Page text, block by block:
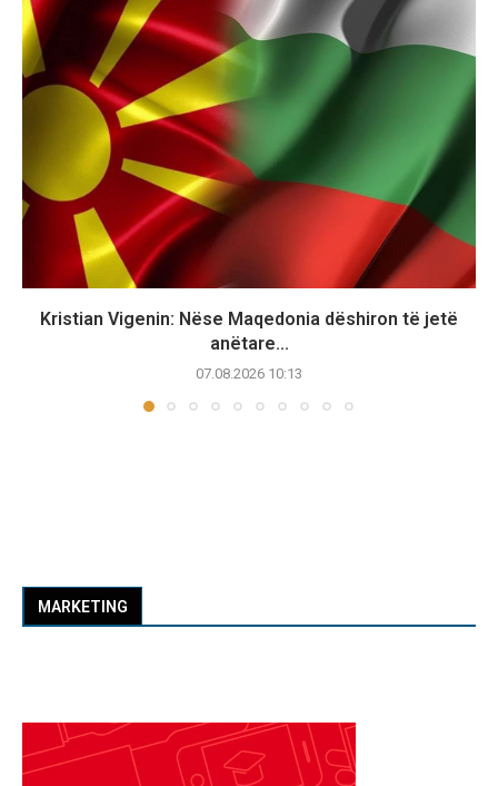
Kristian Vigenin: Nëse Maqedonia dëshiron të jetë
anëtare...
07.08.2026 10:13
MARKETING